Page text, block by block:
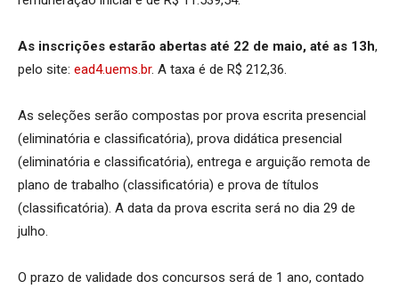
As inscrições estarão abertas até 22 de maio, até as 13h,
pelo site: ead4.uems.br. A taxa é de R$ 212,36.
As seleções serão compostas por prova escrita presencial
(eliminatória e classificatória), prova didática presencial
(eliminatória e classificatória), entrega e arguição remota de
plano de trabalho (classificatória) e prova de títulos
(classificatória). A data da prova escrita será no dia 29 de
julho.
O prazo de validade dos concursos será de 1 ano, contado